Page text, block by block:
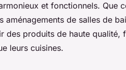
et fonctionnels. Que
aménagements de salles de
des produits de haute
leurs cuisines.